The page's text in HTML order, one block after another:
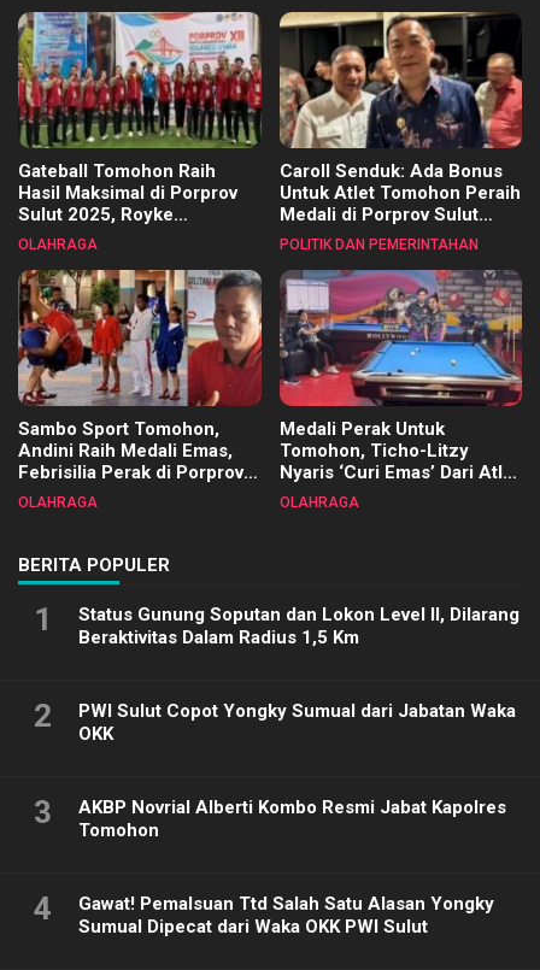
Gateball Tomohon Raih
Hasil Maksimal di Porprov
Sulut 2025, Royke
Tangkawarouw Ucapkan
OLAHRAGA
Caroll Senduk: Ada Bonus
Untuk Atlet Tomohon Peraih
Medali di Porprov Sulut
2025
POLITIK DAN PEMERINTAHAN
Sambo Sport Tomohon,
Andini Raih Medali Emas,
Febrisilia Perak di Porprov
Sulut 2025
OLAHRAGA
Medali Perak Untuk
Tomohon, Ticho-Litzy
Nyaris ‘Curi Emas’ Dari Atlet
Biliar PON di Porprov Sulut
OLAHRAGA
BERITA POPULER
1
Status Gunung Soputan dan Lokon Level II, Dilarang
Beraktivitas Dalam Radius 1,5 Km
2
PWI Sulut Copot Yongky Sumual dari Jabatan Waka
OKK
3
AKBP Novrial Alberti Kombo Resmi Jabat Kapolres
Tomohon
4
Gawat! Pemalsuan Ttd Salah Satu Alasan Yongky
Sumual Dipecat dari Waka OKK PWI Sulut